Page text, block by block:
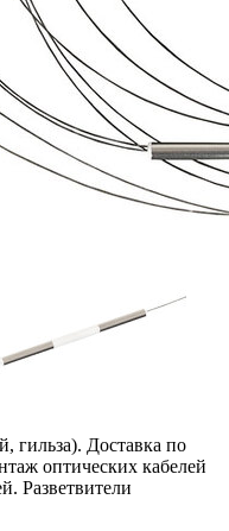
гильза). Доставка по
оптических кабелей
Разветвители